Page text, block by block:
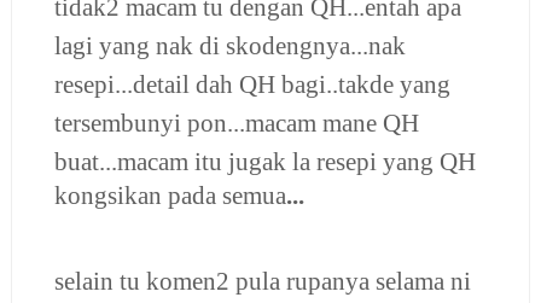
tidak2 macam tu dengan QH...entah apa
lagi yang nak di skodengnya...nak
resepi...detail dah QH bagi..takde yang
tersembunyi pon...macam mane QH
buat...macam itu jugak la resepi yang QH
kongsikan pada semua...
selain tu komen2 pula rupanya selama ni